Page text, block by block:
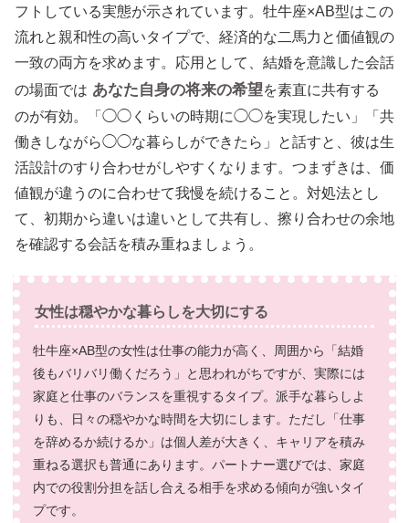
フトしている実態が示されています。牡牛座×AB型はこの
流れと親和性の高いタイプで、経済的な二馬力と価値観の
一致の両方を求めます。応用として、結婚を意識した会話
の場面では あなた自身の将来の希望を素直に共有する
のが有効。「◯◯くらいの時期に◯◯を実現したい」「共
働きしながら◯◯な暮らしができたら」と話すと、彼は生
活設計のすり合わせがしやすくなります。つまずきは、価
値観が違うのに合わせて我慢を続けること。対処法とし
て、初期から違いは違いとして共有し、擦り合わせの余地
を確認する会話を積み重ねましょう。
女性は穏やかな暮らしを大切にする
牡牛座×AB型の女性は仕事の能力が高く、周囲から「結婚
後もバリバリ働くだろう」と思われがちですが、実際には
家庭と仕事のバランスを重視するタイプ。派手な暮らしよ
りも、日々の穏やかな時間を大切にします。ただし「仕事
を辞めるか続けるか」は個人差が大きく、キャリアを積み
重ねる選択も普通にあります。パートナー選びでは、家庭
内での役割分担を話し合える相手を求める傾向が強いタイ
プです。